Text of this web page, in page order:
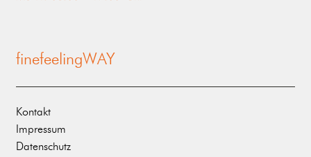
finefeelingWAY
Kontakt
Impressum
Datenschutz